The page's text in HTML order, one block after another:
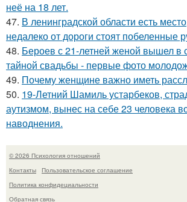
неё на 18 лет.
47. В ленинградской области есть
недалеко от дороги стоят побеленные
48. Бероев с 21-летней женой вышел в
тайной свадьбы - первые фото
49. Почему женщине важно иметь
50. 19-Летний Шамиль устарбеков,
аутизмом, вынес на себе 23 человека
наводнения.
© 2026 Психология отношений
Контакты
Пользовательское соглашение
Политика конфидециальности
Обратная связь